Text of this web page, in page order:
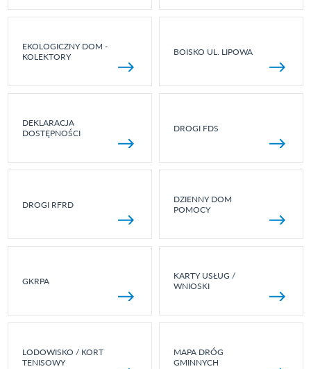
EKOLOGICZNY DOM -
KOLEKTORY
BOISKO UL. LIPOWA
DEKLARACJA
DOSTĘPNOŚCI
DROGI FDS
DROGI RFRD
DZIENNY DOM
POMOCY
GKRPA
KARTY USŁUG /
WNIOSKI
LODOWISKO / KORT
TENISOWY
MAPA DRÓG
GMINNYCH